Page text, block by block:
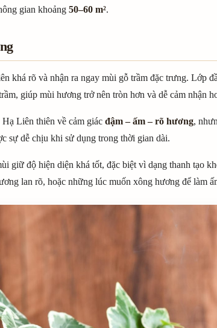
gian khoảng 50–60 m².
khá rõ và nhận ra ngay mùi gỗ trầm đặc trưng. Lớp
giúp mùi hương trở nên tròn hơn và dễ cảm nhận
Liên thiên về cảm giác đậm – ấm – rõ hương,
sự dễ chịu khi sử dụng trong thời gian dài.
giữ độ hiện diện khá tốt, đặc biệt vì dạng thanh tạo
lan rõ, hoặc những lúc muốn xông hương để làm